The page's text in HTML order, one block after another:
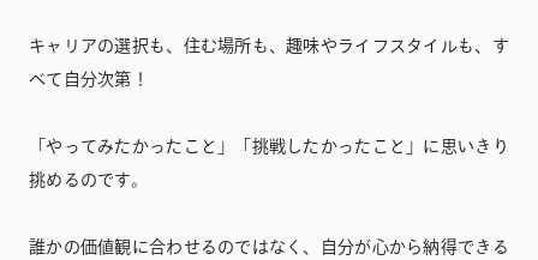
キャリアの選択も、住む場所も、趣味やライフスタイルも、す
べて自分次第！
「やってみたかったこと」「挑戦したかったこと」に思いきり
挑めるのです。
誰かの価値観に合わせるのではなく、自分が心から納得できる